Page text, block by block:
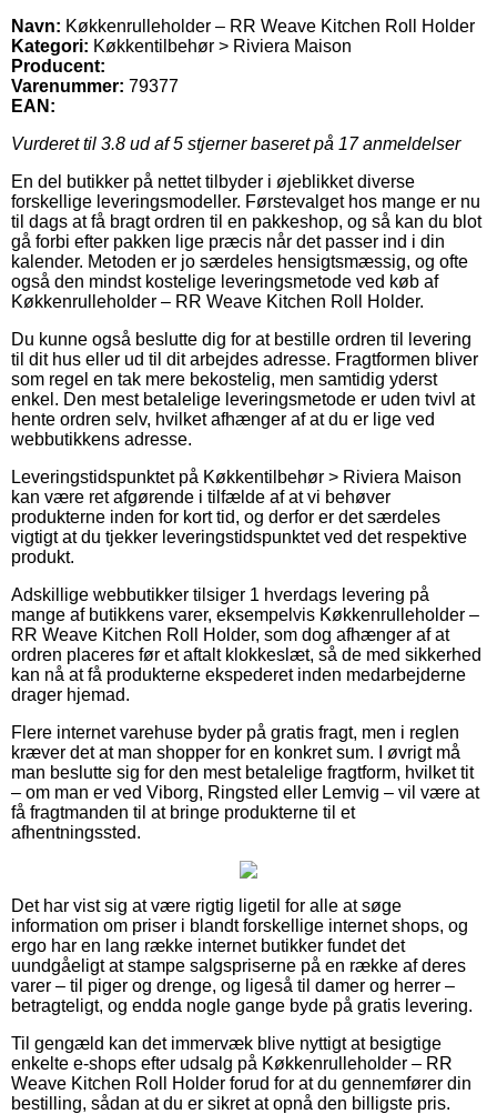
Navn: Køkkenrulleholder – RR Weave Kitchen Roll Holder
Kategori: Køkkentilbehør > Riviera Maison
Producent:
Varenummer: 79377
EAN:
Vurderet til 3.8 ud af 5 stjerner baseret på 17anmeldelser
En del butikker på nettet tilbyder i øjeblikket diverse
forskellige leveringsmodeller. Førstevalget hos mange er nu
til dags at få bragt ordren til en pakkeshop, og så kan du blot
gå forbi efter pakken lige præcis når det passer ind i din
kalender. Metoden er jo særdeles hensigtsmæssig, og ofte
også den mindst kostelige leveringsmetode ved køb af
Køkkenrulleholder – RR Weave Kitchen Roll Holder.
Du kunne også beslutte dig for at bestille ordren til levering
til dit hus eller ud til dit arbejdes adresse. Fragtformen bliver
som regel en tak mere bekostelig, men samtidig yderst
enkel. Den mest betalelige leveringsmetode er uden tvivl at
hente ordren selv, hvilket afhænger af at du er lige ved
webbutikkens adresse.
Leveringstidspunktet på Køkkentilbehør > Riviera Maison
kan være ret afgørende i tilfælde af at vi behøver
produkterne inden for kort tid, og derfor er det særdeles
vigtigt at du tjekker leveringstidspunktet ved det respektive
produkt.
Adskillige webbutikker tilsiger 1 hverdags levering på
mange af butikkens varer, eksempelvis Køkkenrulleholder –
RR Weave Kitchen Roll Holder, som dog afhænger af at
ordren placeres før et aftalt klokkeslæt, så de med sikkerhed
kan nå at få produkterne ekspederet inden medarbejderne
drager hjemad.
Flere internet varehuse byder på gratis fragt, men i reglen
kræver det at man shopper for en konkret sum. I øvrigt må
man beslutte sig for den mest betalelige fragtform, hvilket tit
– om man er ved Viborg, Ringsted eller Lemvig – vil være at
få fragtmanden til at bringe produkterne til et
afhentningssted.
Det har vist sig at være rigtig ligetil for alle at søge
information om priser i blandt forskellige internet shops, og
ergo har en lang række internet butikker fundet det
uundgåeligt at stampe salgspriserne på en række af deres
varer – til piger og drenge, og ligeså til damer og herrer –
betragteligt, og endda nogle gange byde på gratis levering.
Til gengæld kan det immervæk blive nyttigt at besigtige
enkelte e-shops efter udsalg på Køkkenrulleholder – RR
Weave Kitchen Roll Holder forud for at du gennemfører din
bestilling, sådan at du er sikret at opnå den billigste pris.